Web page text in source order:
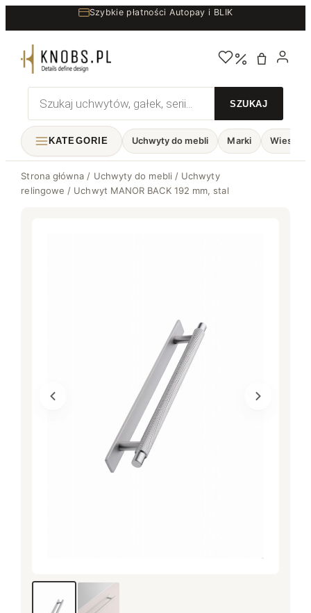
do
treści
Szybkie płatności Autopay i BLIK
Wyszukiwarka
produktów
KATEGORIE Uchwyty do mebli Marki
Strona główna / Uchwyty do mebli / Uchwyty
relingowe / Uchwyt MANOR BACK 192 mm, stal